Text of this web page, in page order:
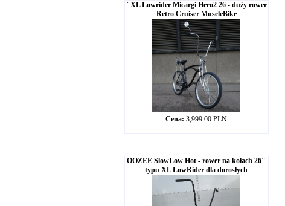
` XL Lowrider Micargi Hero2 26 - duży rower
Retro Cruiser MuscleBike
Cena: 3,999.00 PLN
OOZEE SlowLow Hot - rower na kołach 26"
typu XL LowRider dla dorosłych